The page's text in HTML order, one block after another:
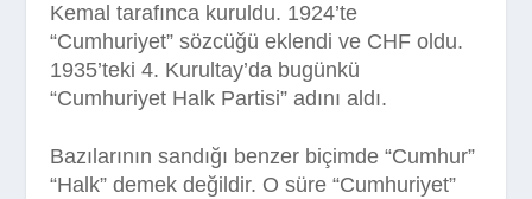
Kemal tarafınca kuruldu. 1924’te
“Cumhuriyet” sözcüğü eklendi ve CHF oldu.
1935’teki 4. Kurultay’da bugünkü
“Cumhuriyet Halk Partisi” adını aldı.
Bazılarının sandığı benzer biçimde “Cumhur”
“Halk” demek değildir. O süre “Cumhuriyet”